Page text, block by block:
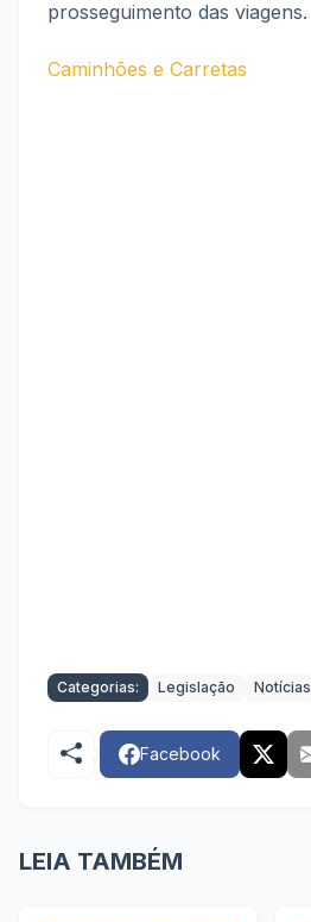
prosseguimento das viagens.
Caminhões e Carretas
Categorias: Legislação Notícias
Facebook
LEIA TAMBÉM